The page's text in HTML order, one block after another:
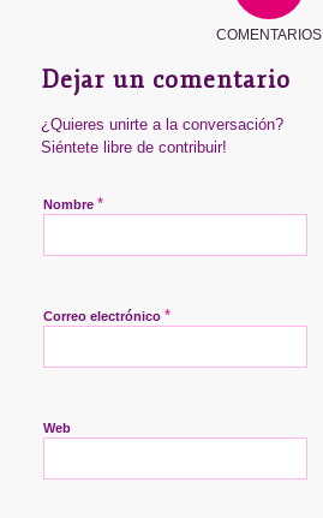
COMENTARIOS
Dejar un comentario
¿Quieres unirte a la conversación?
Siéntete libre de contribuir!
Nombre *
Correo electrónico *
Web